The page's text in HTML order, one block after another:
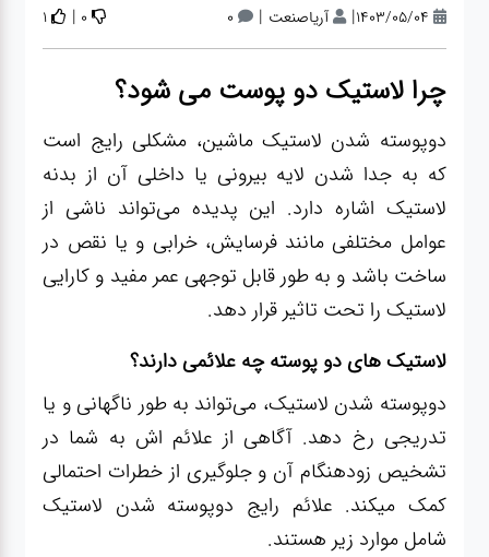
روغنی
مکانیکی
جلوبندی
برق و
باطری و
دیاگ
صافکاری
و نقاشی
کارواش
1403/05/04
| آریاصنعت |
0
0
|
1
چرا لاستیک دو پوست می شود؟
دوپوسته شدن لاستیک ماشین، مشکلی رایج است
که به جدا شدن لایه بیرونی یا داخلی آن از بدنه
لاستیک اشاره دارد. این پدیده می‌تواند ناشی از
عوامل مختلفی مانند فرسایش، خرابی و یا نقص در
ساخت باشد و به طور قابل توجهی عمر مفید و کارایی
لاستیک را تحت تاثیر قرار دهد.
لاستیک های دو پوسته چه علائمی دارند؟
دوپوسته شدن لاستیک، می‌تواند به طور ناگهانی و یا
تدریجی رخ دهد. آگاهی از علائم اش به شما در
تشخیص زودهنگام آن و جلوگیری از خطرات احتمالی
کمک میکند. علائم رایج دوپوسته شدن لاستیک
شامل موارد زیر هستند.